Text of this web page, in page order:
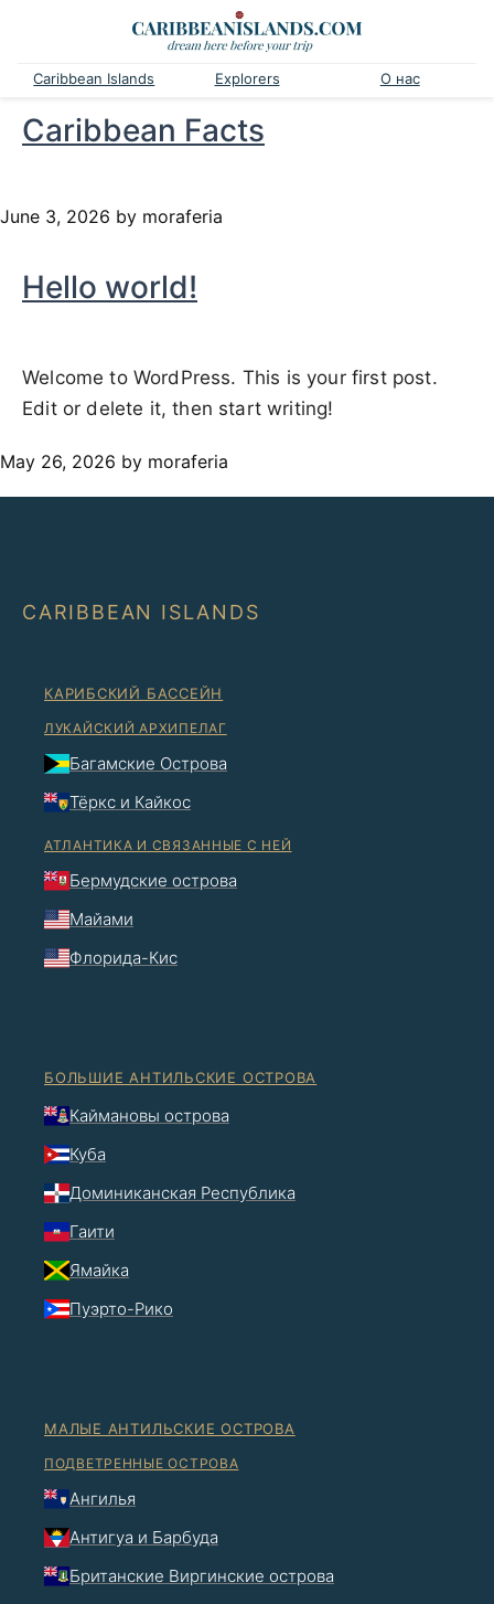
Caribbean Islands Explorers О нас
Caribbean Facts
June 3, 2026 by moraferia
Hello world!
Welcome to WordPress. This is your first post.
Edit or delete it, then start writing!
May 26, 2026 by moraferia
CARIBBEAN ISLANDS
КАРИБСКИЙ БАССЕЙН
ЛУКАЙСКИЙ АРХИПЕЛАГ
Багамские Острова
Тёркс и Кайкос
АТЛАНТИКА И СВЯЗАННЫЕ С НЕЙ
Бермудские острова
Майами
Флорида-Кис
БОЛЬШИЕ АНТИЛЬСКИЕ ОСТРОВА
Каймановы острова
Куба
Доминиканская Республика
Гаити
Ямайка
Пуэрто-Рико
МАЛЫЕ АНТИЛЬСКИЕ ОСТРОВА
ПОДВЕТРЕННЫЕ ОСТРОВА
Ангилья
Антигуа и Барбуда
Британские Виргинские острова